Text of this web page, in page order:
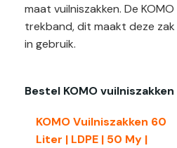
maat vuilniszakken. De
trekband, dit maakt deze
in gebruik.
Bestel KOMO
KOMO Vuilniszakken 60
Liter | LDPE | 50 My |